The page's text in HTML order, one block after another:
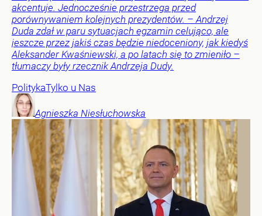
akcentuje. Jednocześnie przestrzega przed
porównywaniem kolejnych prezydentów. – Andrzej
Duda zdał w paru sytuacjach egzamin celująco, ale
jeszcze przez jakiś czas będzie niedoceniony, jak kiedyś
Aleksander Kwaśniewski, a po latach się to zmieniło –
tłumaczy były rzecznik Andrzeja Dudy.
PolitykaTylko u Nas
Agnieszka Niesłuchowska